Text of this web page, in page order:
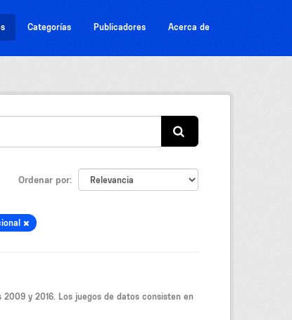
Categorías Publicadores Acerca de
Ordenar por
y 2016. Los juegos de datos consisten en